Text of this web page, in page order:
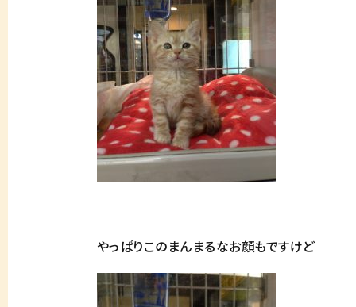
やっぱりこのまんまるなお顔もですけど